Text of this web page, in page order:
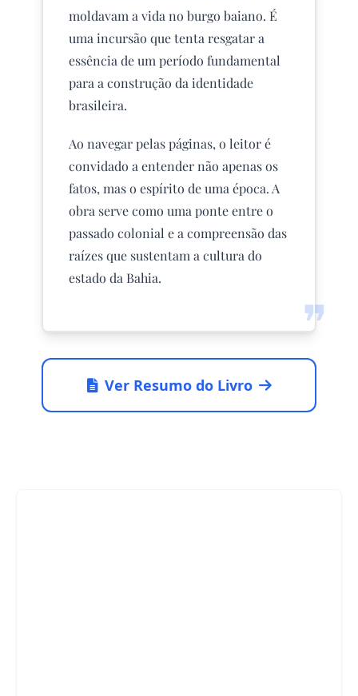
❞
moldavam a vida no burgo baiano. É
uma incursão que tenta resgatar a
essência de um período fundamental
para a construção da identidade
brasileira.
Ao navegar pelas páginas, o leitor é
convidado a entender não apenas os
fatos, mas o espírito de uma época. A
obra serve como uma ponte entre o
passado colonial e a compreensão das
raízes que sustentam a cultura do
estado da Bahia.
Ver Resumo do Livro